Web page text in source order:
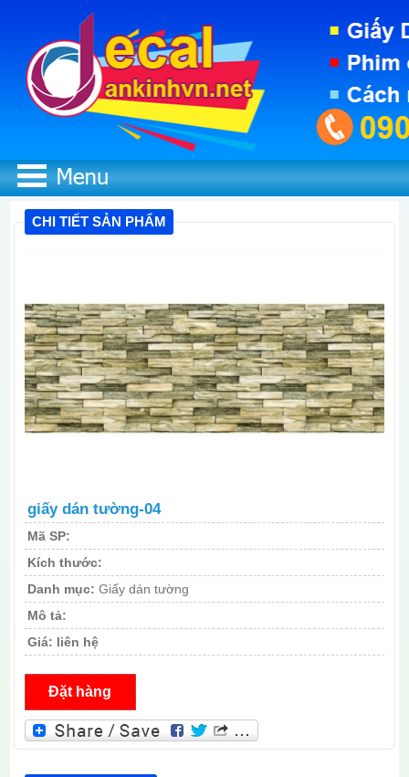
CHI TIẾT SẢN PHẨM
giấy dán tường-04
Mã SP:
Kích thước:
Danh mục: Giấy dán tường
Mô tả:
Giá: liên hệ
Đặt hàng